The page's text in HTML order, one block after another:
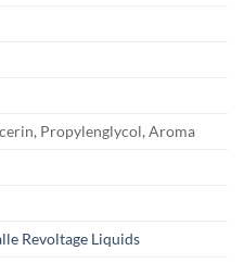
Propylenglycol, Aroma
Revoltage Liquids